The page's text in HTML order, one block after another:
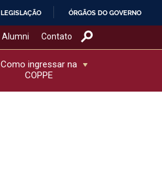
LEGISLAÇÃO ÓRGÃOS DO GOVERNO
Alumni Contato
Como ingressar na
COPPE